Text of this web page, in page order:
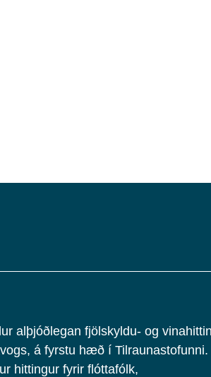
alþjóðlegan fjölskyldu- og
á fyrstu hæð í Tilraunastofunni.
hittingur fyrir flóttafólk,